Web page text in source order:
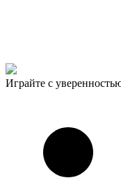
Играйте с